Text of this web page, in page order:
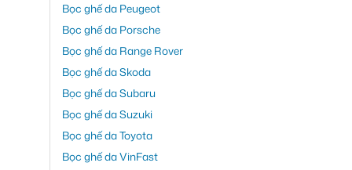
Bọc ghế da Peugeot
Bọc ghế da Porsche
Bọc ghế da Range Rover
Bọc ghế da Skoda
Bọc ghế da Subaru
Bọc ghế da Suzuki
Bọc ghế da Toyota
Bọc ghế da VinFast